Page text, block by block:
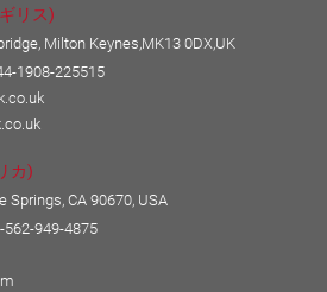
リス)
Milton Keynes,MK13 0DX,UK
1908-225515
カ)
Springs, CA 90670, USA
562-949-4875